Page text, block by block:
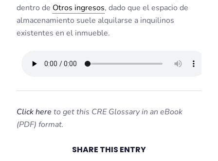
dentro de Otros ingresos, dado que el espacio de
almacenamiento suele alquilarse a inquilinos
existentes en el inmueble.
Click here to get this CRE Glossary in an eBook
(PDF) format.
SHARE THIS ENTRY